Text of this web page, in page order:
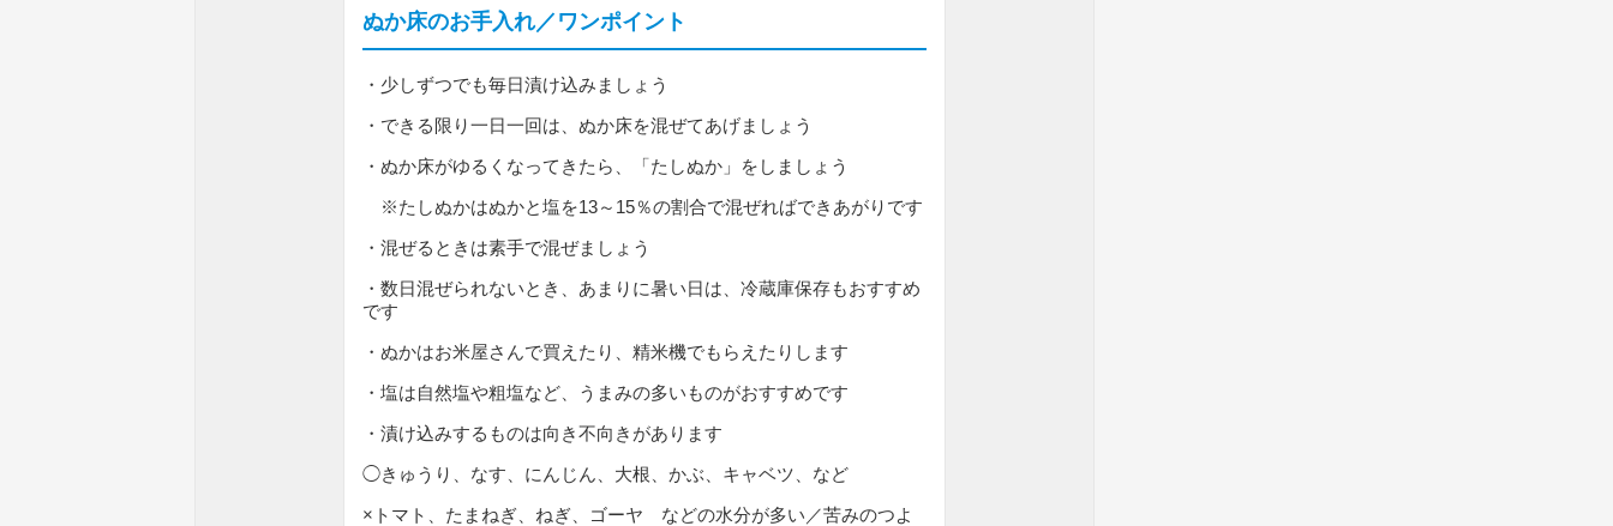
ぬか床のお手入れ／ワンポイント
・少しずつでも毎日漬け込みましょう
・できる限り一日一回は、ぬか床を混ぜてあげましょう
・ぬか床がゆるくなってきたら、「たしぬか」をしましょう
※たしぬかはぬかと塩を13～15％の割合で混ぜればできあがりです
・混ぜるときは素手で混ぜましょう
・数日混ぜられないとき、あまりに暑い日は、冷蔵庫保存もおすすめ
です
・ぬかはお米屋さんで買えたり、精米機でもらえたりします
・塩は自然塩や粗塩など、うまみの多いものがおすすめです
・漬け込みするものは向き不向きがあります
◯きゅうり、なす、にんじん、大根、かぶ、キャベツ、など
×トマト、たまねぎ、ねぎ、ゴーヤ などの水分が多い／苦みのつよ